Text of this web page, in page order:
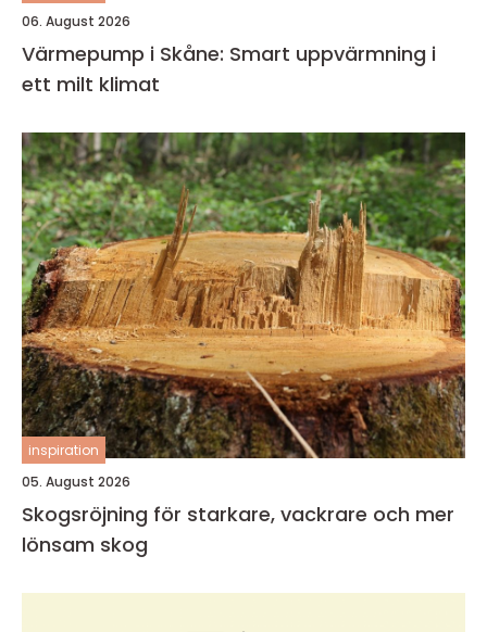
06. August 2026
Värmepump i Skåne: Smart uppvärmning i
ett milt klimat
inspiration
05. August 2026
Skogsröjning för starkare, vackrare och mer
lönsam skog